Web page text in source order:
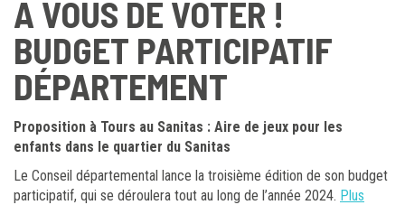
A VOUS DE VOTER !
BUDGET PARTICIPATIF
DÉPARTEMENT
Proposition à Tours au Sanitas : Aire de jeux pour les
enfants dans le quartier du Sanitas
Le Conseil départemental lance la troisième édition de son budget
participatif, qui se déroulera tout au long de l’année 2024. Plus